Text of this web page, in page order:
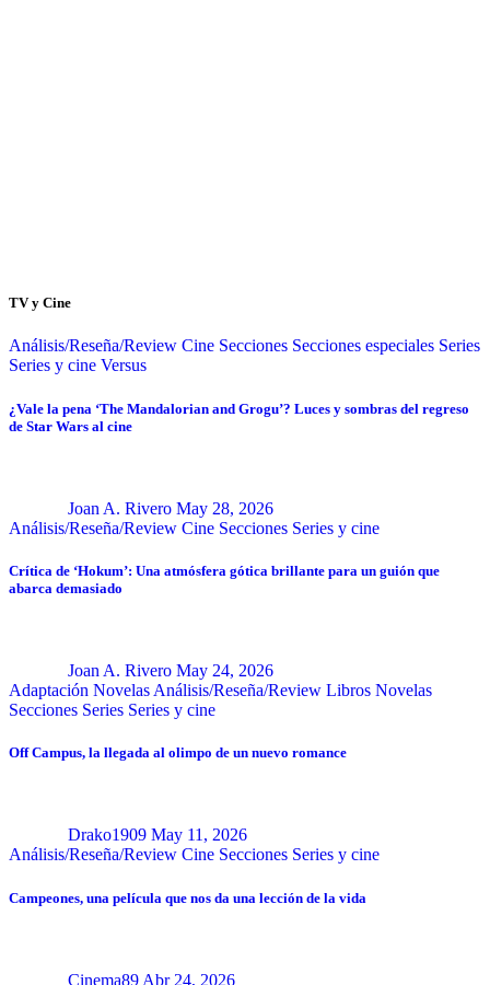
TV y Cine
Análisis/Reseña/Review Cine Secciones Secciones especiales Series
Series y cine Versus
¿Vale la pena ‘The Mandalorian and Grogu’? Luces y sombras del regreso
de Star Wars al cine
Joan A. Rivero May 28, 2026
Análisis/Reseña/Review Cine Secciones Series y cine
Crítica de ‘Hokum’: Una atmósfera gótica brillante para un guión que
abarca demasiado
Joan A. Rivero May 24, 2026
Adaptación Novelas Análisis/Reseña/Review Libros Novelas
Secciones Series Series y cine
Off Campus, la llegada al olimpo de un nuevo romance
Drako1909 May 11, 2026
Análisis/Reseña/Review Cine Secciones Series y cine
Campeones, una película que nos da una lección de la vida
Cinema89 Abr 24, 2026